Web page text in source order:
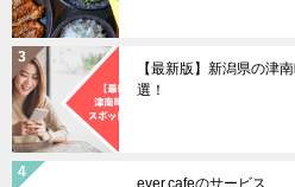
【最新版】新潟県の津
選！
ever.cafeのサービス